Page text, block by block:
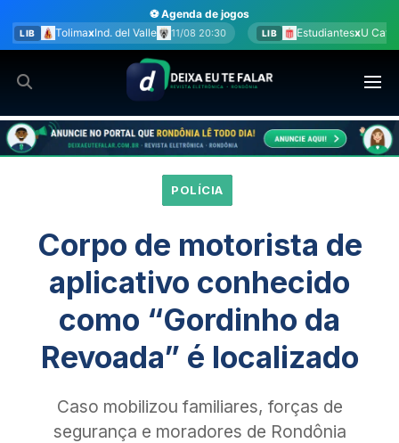
para
o
conteúdo
⚽ Agenda de jogos
11/08 20:30 LIB Estudiantesx U Católica 11/08 20:30
POLÍCIA
Corpo de motorista de
aplicativo conhecido
como “Gordinho da
Revoada” é localizado
Caso mobilizou familiares, forças de
segurança e moradores de Rondônia